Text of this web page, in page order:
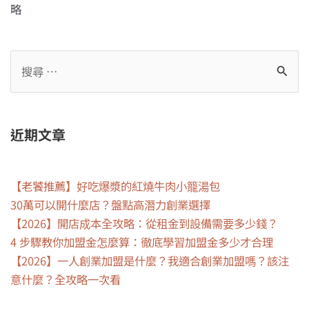
略
近期文章
【老饕推薦】好吃爆漿的紅燒牛肉小籠湯包
30萬可以開什麼店？盤點高潛力創業選擇
【2026】開店成本全攻略：從租金到設備需要多少錢？
4 步驟教你加盟金怎麼算：徹底學習加盟金多少才合理
【2026】一人創業加盟是什麼？我適合創業加盟嗎？該注
意什麼？全攻略一次看